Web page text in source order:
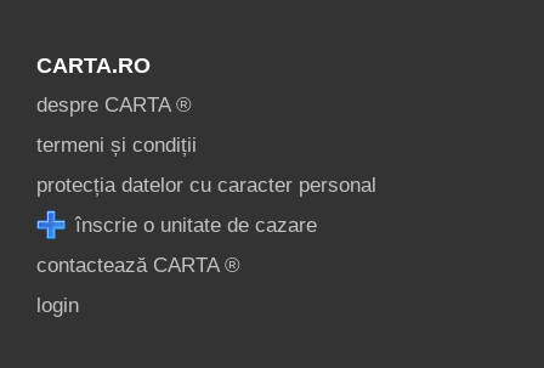
CARTA.RO
despre CARTA ®
termeni și condiții
protecția datelor cu caracter personal
înscrie o unitate de cazare
contactează CARTA ®
login